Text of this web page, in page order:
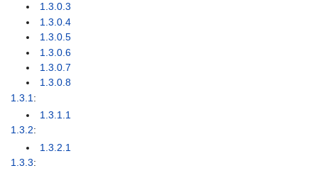
1.3.0.3
1.3.0.4
1.3.0.5
1.3.0.6
1.3.0.7
1.3.0.8
1.3.1 :
1.3.1.1
1.3.2:
1.3.2.1
1.3.3: